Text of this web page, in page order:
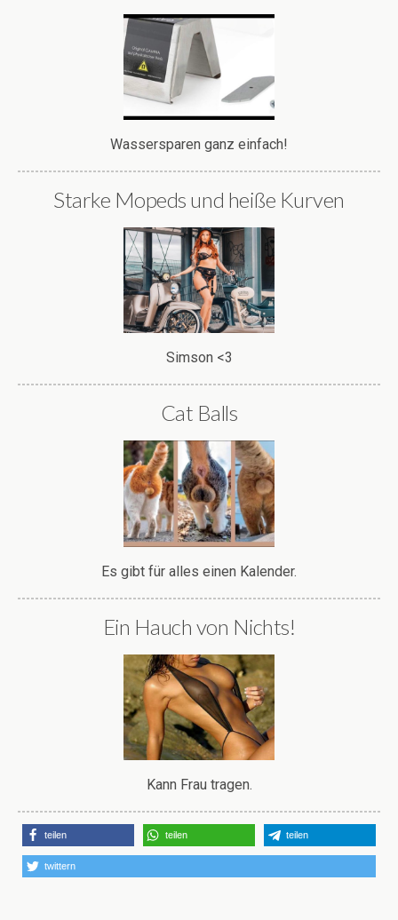
Wassersparen ganz einfach!
Starke Mopeds und heiße Kurven
Simson <3
Cat Balls
Es gibt für alles einen Kalender.
Ein Hauch von Nichts!
Kann Frau tragen.
teilen teilen teilen
twittern